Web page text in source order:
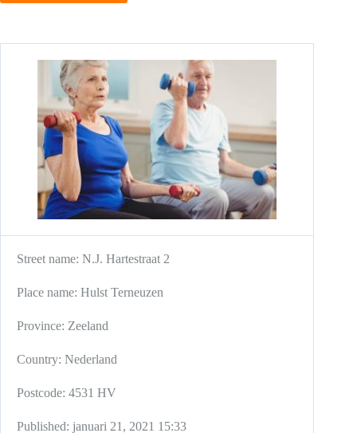
Street name: N.J. Hartestraat 2
Place name: Hulst Terneuzen
Province: Zeeland
Country: Nederland
Postcode: 4531 HV
Published: januari 21, 2021 15:33